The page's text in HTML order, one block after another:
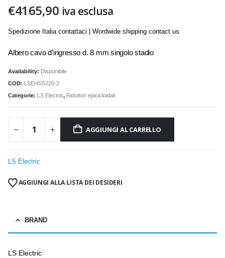
€4165,90 iva esclusa
Spedizione Italia contattaci | Wordwide shipping contact us
Albero cavo d’ingresso d. 8 mm singolo stadio
Availability: Disponibile
COD: LSEHSS220-2
Categorie: LS Electric, Riduttori epicicloidali
AGGIUNGI AL CARRELLO
LS Electric
AGGIUNGI ALLA LISTA DEI DESIDERI
BRAND
LS Electric